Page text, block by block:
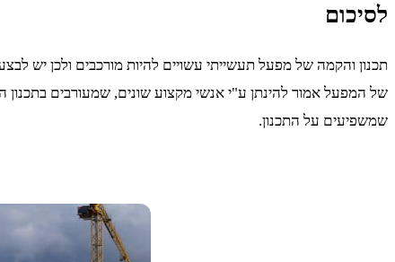
לסיכום
תכנון והקמה של מפעל תעשייתי עשויים להיות מורכבים ולכן יש
של המפעל אמור להינתן ע"י אנשי מקצוע שונים, שמעורבים
שמשפיעים על התכנון.